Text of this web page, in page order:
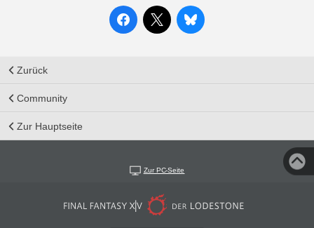
Zurück
Community
Zur Hauptseite
Zur PC-Seite